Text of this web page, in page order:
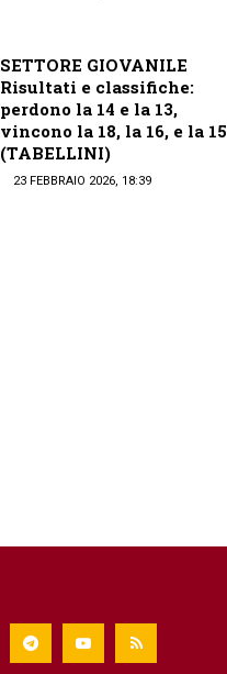
SETTORE GIOVANILE
Risultati e classifiche:
perdono la 14 e la 13,
vincono la 18, la 16, e la 15
(TABELLINI)
23 FEBBRAIO 2026, 18:39